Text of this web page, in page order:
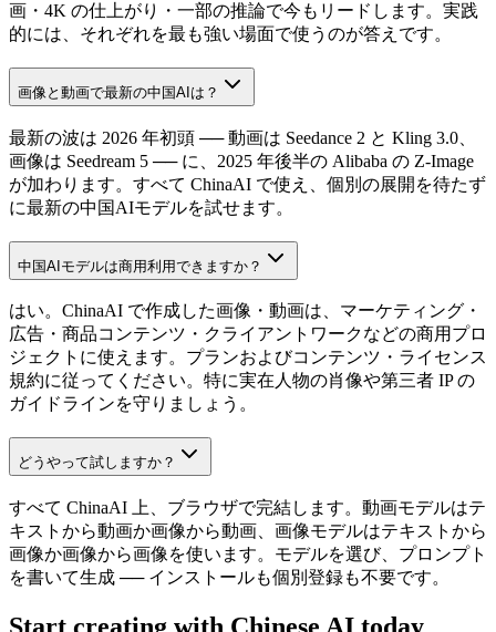
画・4K の仕上がり・一部の推論で今もリードします。実践
的には、それぞれを最も強い場面で使うのが答えです。
画像と動画で最新の中国AIは？
最新の波は 2026 年初頭 ── 動画は Seedance 2 と Kling 3.0、
画像は Seedream 5 ── に、2025 年後半の Alibaba の Z-Image
が加わります。すべて ChinaAI で使え、個別の展開を待たず
に最新の中国AIモデルを試せます。
中国AIモデルは商用利用できますか？
はい。ChinaAI で作成した画像・動画は、マーケティング・
広告・商品コンテンツ・クライアントワークなどの商用プロ
ジェクトに使えます。プランおよびコンテンツ・ライセンス
規約に従ってください。特に実在人物の肖像や第三者 IP の
ガイドラインを守りましょう。
どうやって試しますか？
すべて ChinaAI 上、ブラウザで完結します。動画モデルはテ
キストから動画か画像から動画、画像モデルはテキストから
画像か画像から画像を使います。モデルを選び、プロンプト
を書いて生成 ── インストールも個別登録も不要です。
Start creating with Chinese AI today